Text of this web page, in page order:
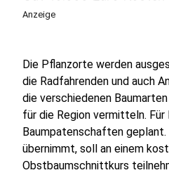
Anzeige
Die Pflanzorte werden
die Radfahrenden und auch
die verschiedenen
für die Region vermitteln. Für
Baumpatenschaften
übernimmt, soll an einem
Obstbaumschnittkurs